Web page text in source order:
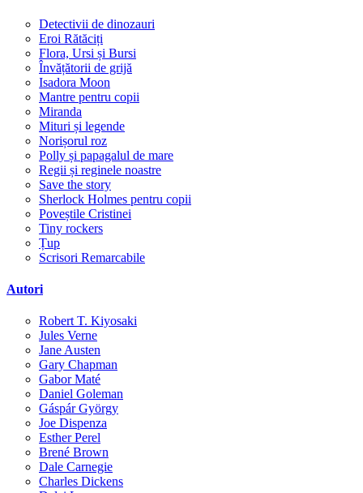
Detectivii de dinozauri
Eroi Rătăciți
Flora, Ursi și Bursi
Învățătorii de grijă
Isadora Moon
Mantre pentru copii
Miranda
Mituri și legende
Norișorul roz
Polly și papagalul de mare
Regii și reginele noastre
Save the story
Sherlock Holmes pentru copii
Poveștile Cristinei
Tiny rockers
Țup
Scrisori Remarcabile
Autori
Robert T. Kiyosaki
Jules Verne
Jane Austen
Gary Chapman
Gabor Maté
Daniel Goleman
Gáspár György
Joe Dispenza
Esther Perel
Brené Brown
Dale Carnegie
Charles Dickens